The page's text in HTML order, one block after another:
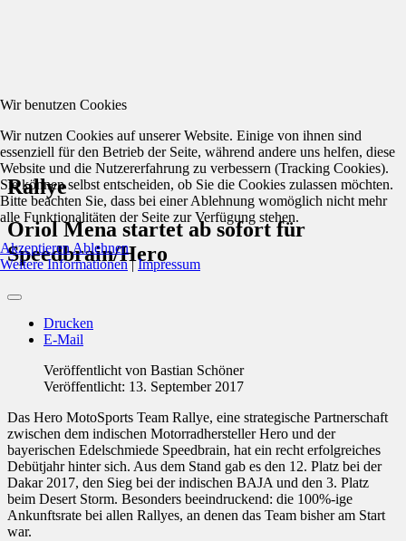
Rallye
Oriol Mena startet ab sofort für
Speedbrain/Hero
Drucken
E-Mail
Veröffentlicht von Bastian Schöner
Veröffentlicht: 13. September 2017
Das Hero MotoSports Team Rallye, eine strategische Partnerschaft
zwischen dem indischen Motorradhersteller Hero und der
bayerischen Edelschmiede Speedbrain, hat ein recht erfolgreiches
Debütjahr hinter sich. Aus dem Stand gab es den 12. Platz bei der
Dakar 2017, den Sieg bei der indischen BAJA und den 3. Platz
beim Desert Storm. Besonders beeindruckend: die 100%-ige
Ankunftsrate bei allen Rallyes, an denen das Team bisher am Start
war.
Wir benutzen Cookies
Wir nutzen Cookies auf unserer Website. Einige von ihnen sind
essenziell für den Betrieb der Seite, während andere uns helfen, diese
Website und die Nutzererfahrung zu verbessern (Tracking Cookies).
Sie können selbst entscheiden, ob Sie die Cookies zulassen möchten.
Bitte beachten Sie, dass bei einer Ablehnung womöglich nicht mehr
alle Funktionalitäten der Seite zur Verfügung stehen.
Akzeptieren Ablehnen
Weitere Informationen|Impressum